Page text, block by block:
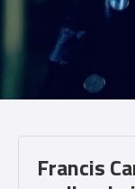
Francis